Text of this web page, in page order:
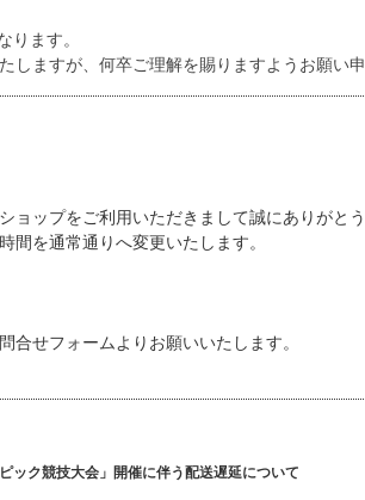
ります。
しますが、何卒ご理解を賜りますようお願い申
ョップをご利用いただきまして誠にありがとう
間を通常通りへ変更いたします。
せフォームよりお願いいたします。
ック競技大会」開催に伴う配送遅延について